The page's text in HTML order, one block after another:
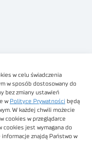
w celu świadczenia
w sposób dostosowany do
bez zmiany ustawień
w Polityce Prywatności będą
W każdej chwili możecie
cookies w przeglądarce
cookies jest wymagana do
informacje znajdą Państwo w